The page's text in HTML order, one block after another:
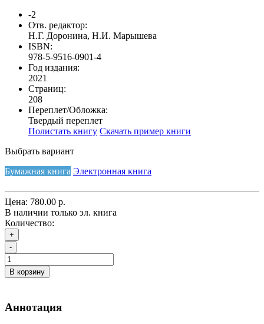
-2
Отв. редактор:
Н.Г. Доронина, Н.И. Марышева
ISBN:
978-5-9516-0901-4
Год издания:
2021
Страниц:
208
Переплет/Обложка:
Твердый переплет
Полистать книгу Скачать пример книги
Выбрать вариант
Бумажная книга Электронная книга
Цена: 780.00 р.
В наличии только эл. книга
Количество:
+
-
В корзину
Аннотация